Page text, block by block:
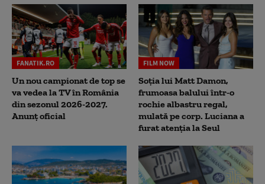
FANATIK.RO
Un nou campionat de top se
va vedea la TV în România
din sezonul 2026-2027.
Anunț oficial
FILM NOW
Soția lui Matt Damon,
frumoasa balului într-o
rochie albastru regal,
mulată pe corp. Luciana a
furat atenția la Seul